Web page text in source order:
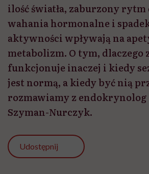
ilość światła, zaburzony rytm
wahania hormonalne i
aktywności wpływają na
metabolizm. O tym, dlaczego
funkcjonuje inaczej i kiedy
jest normą, a kiedy być nią
rozmawiamy z endokrynolog
Szyman-Nurczyk.
Udostępnij